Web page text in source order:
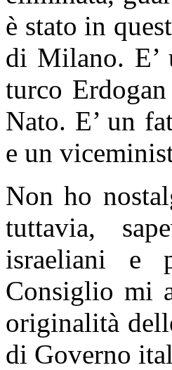
è stato in
di Milano. E’
turco
Nato. E’ un
e un
Non ho
tuttavia,
israeliani e
Consiglio mi
originalità
di Governo